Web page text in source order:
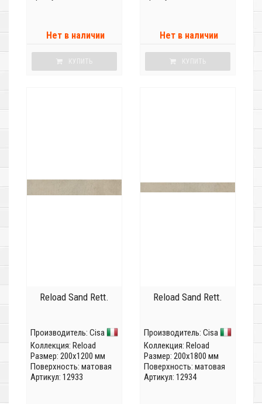
Нет в наличии
КУПИТЬ
Нет в наличии
КУПИТЬ
Reload Sand Rett.
Производитель: Cisa
Коллекция: Reload
Размер: 200x1200 мм
Поверхность: матовая
Артикул: 12933
Reload Sand Rett.
Производитель: Cisa
Коллекция: Reload
Размер: 200x1800 мм
Поверхность: матовая
Артикул: 12934